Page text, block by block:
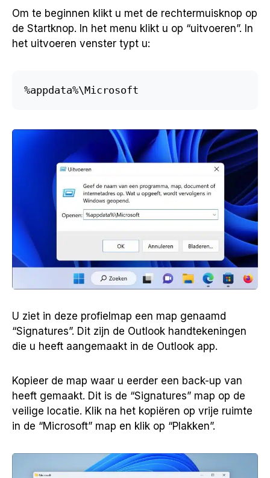
Om te beginnen klikt u met de rechtermuisknop op
de Startknop. In het menu klikt u op “uitvoeren”. In
het uitvoeren venster typt u:
%appdata%\Microsoft
U ziet in deze profielmap een map genaamd
“Signatures”. Dit zijn de Outlook handtekeningen
die u heeft aangemaakt in de Outlook app.
Kopieer de map waar u eerder een back-up van
heeft gemaakt. Dit is de “Signatures” map op de
veilige locatie. Klik na het kopiëren op vrije ruimte
in de “Microsoft” map en klik op “Plakken”.